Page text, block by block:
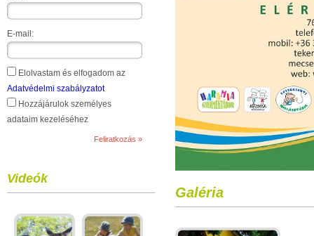
E-mail:
Elolvastam és elfogadom az
Adatvédelmi szabályzatot
Hozzájárulok személyes
adataim kezeléséhez
Videók
Galéria